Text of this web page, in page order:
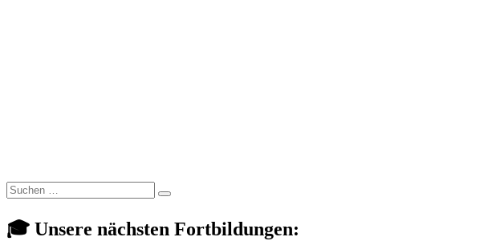
Suchen
nach:
Suchen
🎓 Unsere nächsten Fortbildungen: